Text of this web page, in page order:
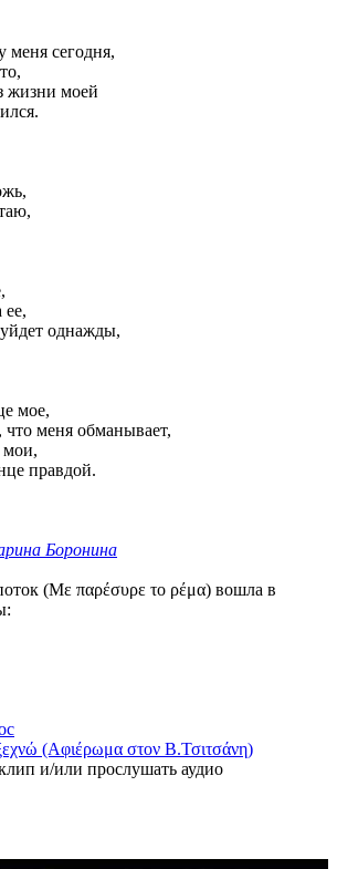
меня сегодня,
жизни моей
ее,
однажды,
мое,
меня обманывает,
правдой.
Боронина
(Με παρέσυρε το ρέμα) вошла в
(Αφιέρωμα στον Β.Τσιτσάνη)
и/или прослушать аудио